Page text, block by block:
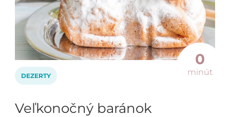
0
minút
DEZERTY
Veľkonočný baránok